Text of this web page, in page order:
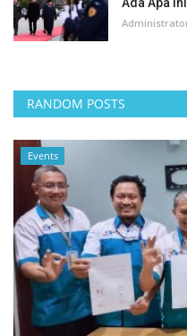
RANDOM POSTS
Events